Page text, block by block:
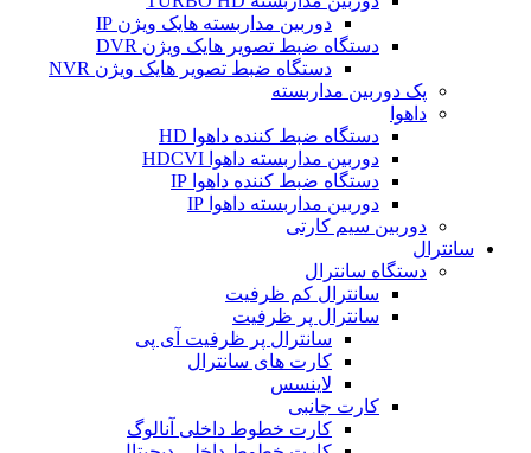
دوربین مداربسته هایک ویژن IP
دستگاه ضبط تصویر هایک ویژن DVR
دستگاه ضبط تصویر هایک ویژن NVR
پک دوربین مداربسته
داهوا
دستگاه ضبط کننده داهوا HD
دوربین مداربسته داهوا HDCVI
دستگاه ضبط کننده داهوا IP
دوربین مداربسته داهوا IP
دوربین سیم کارتی
سانترال
دستگاه سانترال
سانترال کم ظرفیت
سانترال پر ظرفیت
سانترال پر ظرفیت آی پی
کارت های سانترال
لاینسس
کارت جانبی
کارت خطوط داخلی آنالوگ